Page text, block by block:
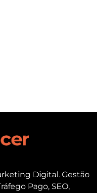
Digital. Gestão
Pago, SEO,